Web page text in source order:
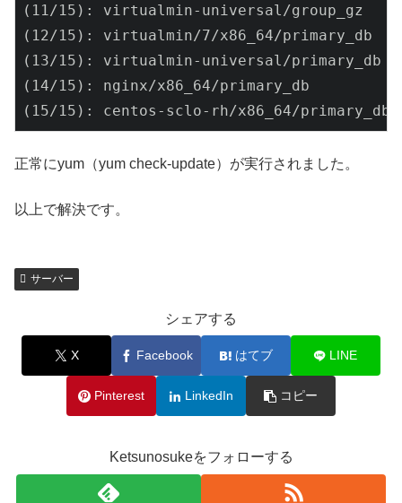
(11/15): virtualmin-universal/
(12/15): virtualmin/7/x86_64/
(13/15): virtualmin-universal/
(14/15): nginx/x86_64/primary_db
(15/15): centos-sclo-rh/x86_64/
正常にyum（yum check-update）が実行されました。
以上で解決です。
サーバー
シェアする
X Facebook はてブ LINE
Pinterest LinkedIn コピー
Ketsunosukeをフォローする